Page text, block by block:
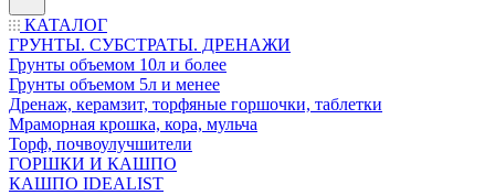
КАТАЛОГ
ГРУНТЫ. СУБСТРАТЫ. ДРЕНАЖИ
Грунты объемом 10л и более
Грунты объемом 5л и менее
Дренаж, керамзит, торфяные горшочки, таблетки
Мраморная крошка, кора, мульча
Торф, почвоулучшители
ГОРШКИ И КАШПО
КАШПО IDEALIST